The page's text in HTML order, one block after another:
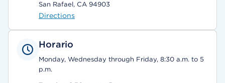
San Rafael, CA 94903
Directions
Horario
Monday, Wednesday through Friday, 8:30 a.m. to 5
p.m.